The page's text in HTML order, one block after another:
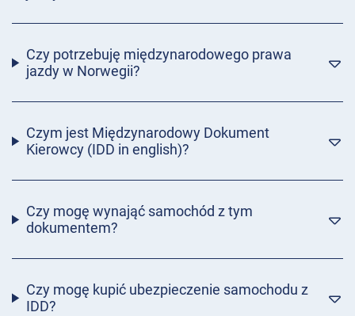
Czy potrzebuję międzynarodowego prawa
jazdy w Norwegii?
Czym jest Międzynarodowy Dokument
Kierowcy (IDD in english)?
Czy mogę wynająć samochód z tym
dokumentem?
Czy mogę kupić ubezpieczenie samochodu z
IDD?